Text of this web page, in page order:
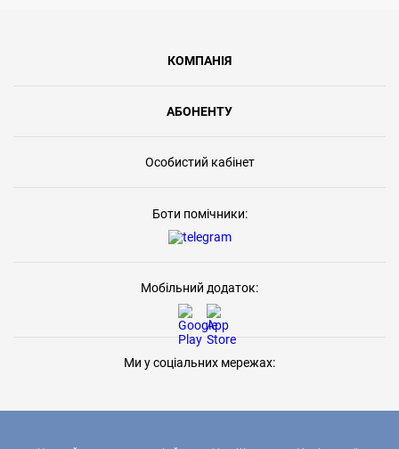
КОМПАНІЯ
АБОНЕНТУ
Особистий кабінет
Боти помічники:
Мобільний додаток:
Ми у соціальних мережах: